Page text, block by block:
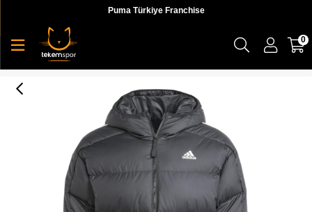
Puma Türkiye Franchise
0